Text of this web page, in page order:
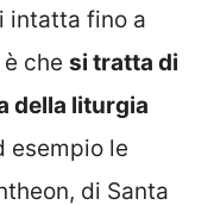
intatta fino a
che si tratta di
della liturgia
esempio le
di Santa